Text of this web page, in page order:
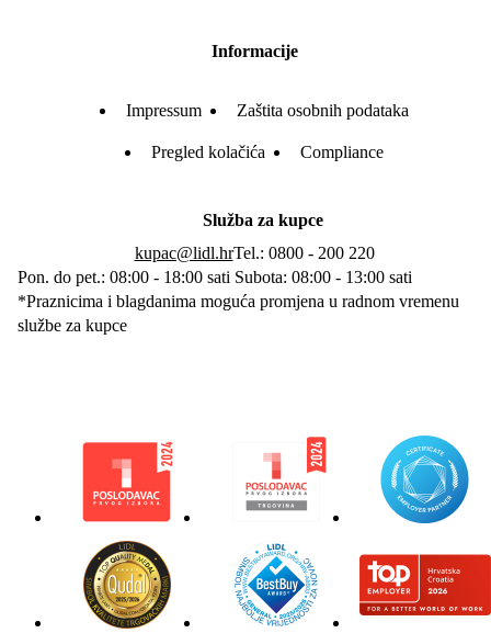
Informacije
Impressum Zaštita osobnih podataka
Pregled kolačića Compliance
Služba za kupce
kupac@lidl.hrTel.: 0800 - 200 220
Pon. do pet.: 08:00 - 18:00 sati Subota: 08:00 - 13:00 sati
*Praznicima i blagdanima moguća promjena u radnom vremenu
službe za kupce